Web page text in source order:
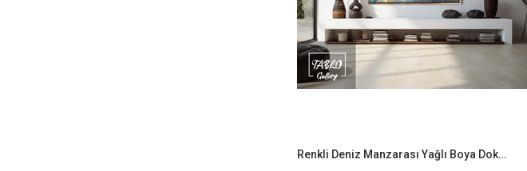
Hızlı ve Güvenli Teslimat
Eserlerinizi sadece bir tıkla satın alabilir, hızlı ve
güvenli teslimat ile en kısa sürede yeni tablonuzun
keyfini çıkarabilirsiniz. Her tablo özenle paketlenir
ve size ulaşmadan önce kalite kontrolünden
geçirilir.
Renkli Deniz Manzarası Yağlı Boya Dokulu Tablo